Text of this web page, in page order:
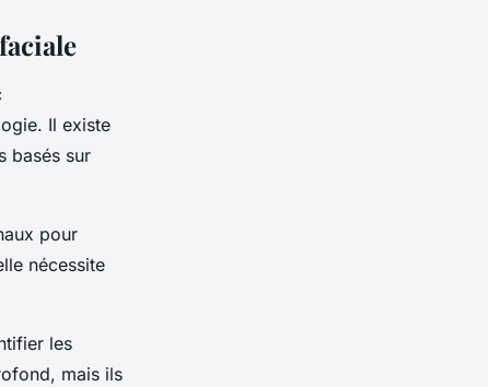
Il existe
basés sur
pour
nécessite
les
mais ils